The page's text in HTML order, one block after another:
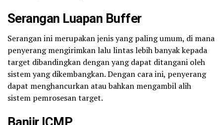
Serangan Luapan Buffer
Serangan ini merupakan jenis yang paling umum, di mana
penyerang mengirimkan lalu lintas lebih banyak kepada
target dibandingkan dengan yang dapat ditangani oleh
sistem yang dikembangkan. Dengan cara ini, penyerang
dapat menghancurkan atau bahkan mengambil alih
sistem pemrosesan target.
Banjir ICMP